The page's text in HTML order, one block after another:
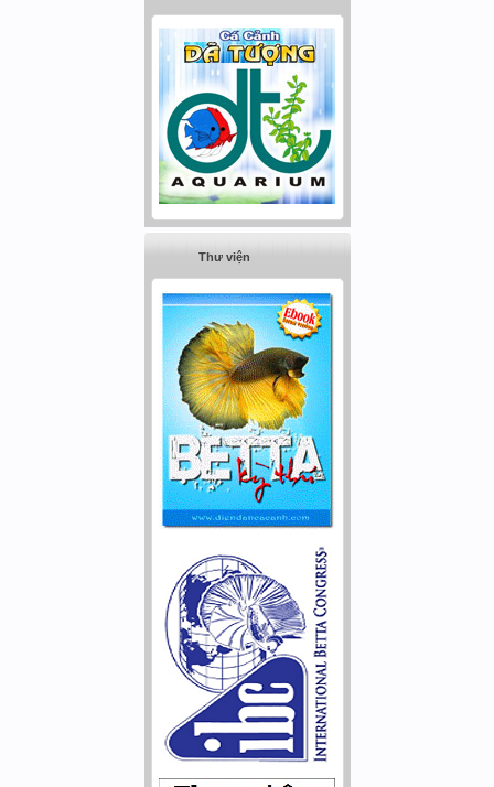
Thư viện